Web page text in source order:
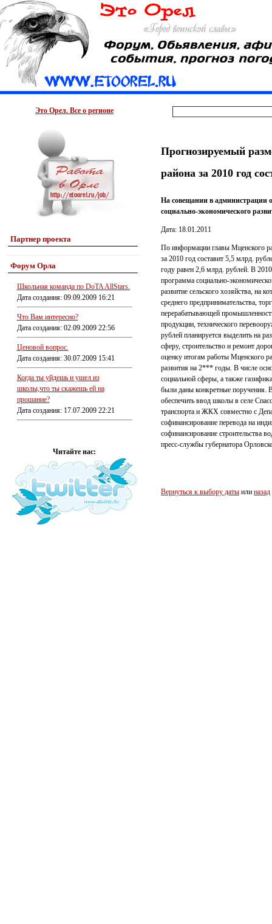
Это Орел. Все о регионе
Партнер проекта
Форум Орла
Школьная команда по DoTA AllStars.
Дата создания: 09.09.2009 16:21
Что Вам интересно?
Дата создания: 02.09.2009 22:56
Ценовой вопрос.
Дата создания: 30.07.2009 15:41
Когда ты уйдешь и ушел из
школы,что ты скажешь ей на
прошание?
Дата создания: 17.07.2009 22:21
Читайте нас:
Прогнозируемый
района за 2010 год
На совещании в администрации
социально-экономического
Дата: 18.01.2011
По информации главы Мценского
за 2010 год составит 5,5 млрд.
году равен 2,6 млрд. рублей. В
программа социально-
развитие сельского хозяйства, на
среднего предпринимательства,
перерабатывающей
продукции, технического
рублей планируется выделить на
сферу, строительство и ремонт
оценку итогам работы Мценского
развития на 2*** годы. В числе
социальной сферы, а также
были даны конкретные поручения.
обеспечить ввод школы в селе
транспорта и ЖКХ совместно с
софинансирование перевода на
софинансирование строительства
пресс-службы губернатора
Вернуться к выбору даты или назад